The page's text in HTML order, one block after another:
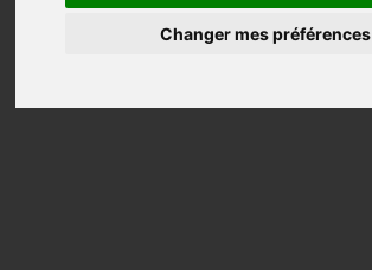
Changer mes préférences